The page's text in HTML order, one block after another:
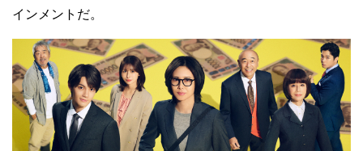
インメントだ。